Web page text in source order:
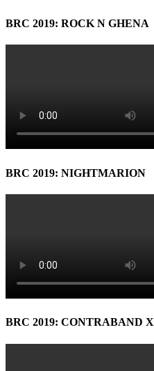
BRC 2019: ROCK N GHENA
BRC 2019: NIGHTMARION
BRC 2019: CONTRABAND X